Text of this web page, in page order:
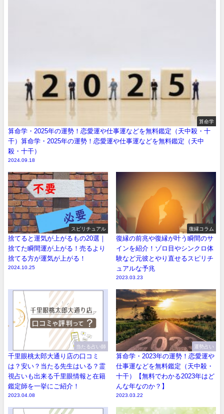
算命学
算命学・2025年の運勢！恋愛運や仕事運などを無料鑑定（天中殺・十
干）算命学・2025年の運勢！恋愛運や仕事運などを無料鑑定（天中
殺・十干）
2024.09.18
スピリチュアル
捨てると運気が上がるもの20選｜
捨てた瞬間運が上がる！売るより
捨てる方が運気が上がる！
2024.10.25
復縁コラム
復縁の前兆や復縁が叶う瞬間のサ
インを紹介！ゾロ目やシンクロ体
験など元彼とやり直せるスピリチ
ュアルな予兆
2023.03.23
当たる占い師
千里眼桃太郎大通り店の口コミ
は？安い？当たる先生はいる？霊
視占いも出来る千里眼情報と在籍
鑑定師を一挙にご紹介！
2023.04.08
運勢占い
算命学・2023年の運勢！恋愛運や
仕事運などを無料鑑定（天中殺・
十干）【無料でわかる2023年はど
んな年なのか？】
2023.03.22